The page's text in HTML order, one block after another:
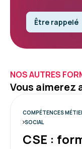
Être rappelé
NOS AUTRES
Vous aimerez
COMPÉTENCES
SOCIAL
CSE :